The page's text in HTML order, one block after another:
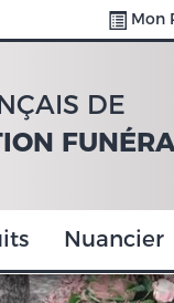
Mon
DE
Nuancier